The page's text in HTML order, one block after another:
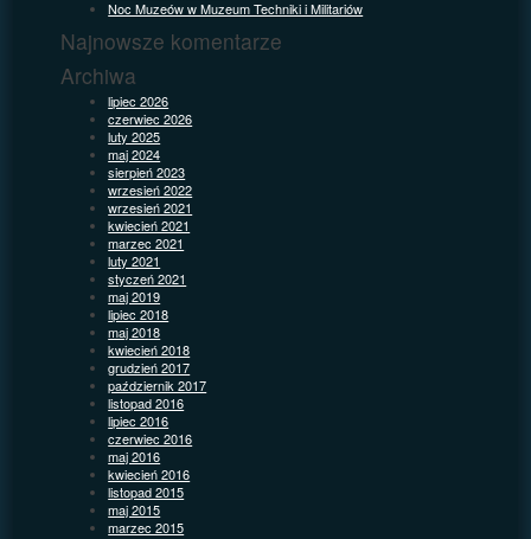
Noc Muzeów w Muzeum Techniki i Militariów
Najnowsze komentarze
Archiwa
lipiec 2026
czerwiec 2026
luty 2025
maj 2024
sierpień 2023
wrzesień 2022
wrzesień 2021
kwiecień 2021
marzec 2021
luty 2021
styczeń 2021
maj 2019
lipiec 2018
maj 2018
kwiecień 2018
grudzień 2017
październik 2017
listopad 2016
lipiec 2016
czerwiec 2016
maj 2016
kwiecień 2016
listopad 2015
maj 2015
marzec 2015